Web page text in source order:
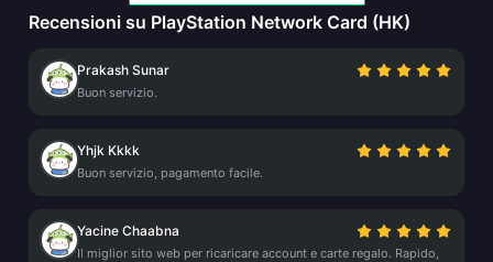
Recensioni su PlayStation Network Card (HK)
Prakash Sunar
Buon servizio.
Yhjk Kkkk
Buon servizio, pagamento facile.
Yacine Chaabna
Il miglior sito web per ricaricare account e carte regalo. Rapido,